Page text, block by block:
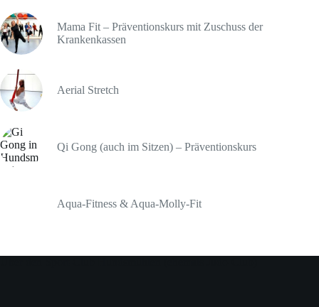
Mama Fit – Präventionskurs mit Zuschuss der
Krankenkassen
Aerial Stretch
Qi Gong (auch im Sitzen) – Präventionskurs
Aqua-Fitness & Aqua-Molly-Fit